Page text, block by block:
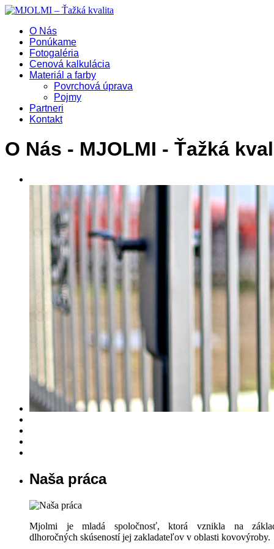
O Nás
Ponúkame
Fotogaléria
Cenová kalkulácia
Materiál a farby
Povrchová úprava
Pojmy
Partneri
Kontakt
O Nás - MJOLMI - Ťažká
Naša práca
Mjolmi je mladá spoločnosť, ktorá vznikla na
dlhoročných skúseností jej zakladateľov v oblasti kovovýroby.